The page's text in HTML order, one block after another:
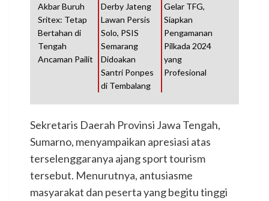
Akbar Buruh
Sritex: Tetap
Bertahan di
Tengah
Ancaman Pailit
Derby Jateng
Lawan Persis
Solo, PSIS
Semarang
Didoakan
Santri Ponpes
di Tembalang
Gelar TFG,
Siapkan
Pengamanan
Pilkada 2024
yang
Profesional
Sekretaris Daerah Provinsi Jawa Tengah,
Sumarno, menyampaikan apresiasi atas
terselenggaranya ajang sport tourism
tersebut. Menurutnya, antusiasme
masyarakat dan peserta yang begitu tinggi